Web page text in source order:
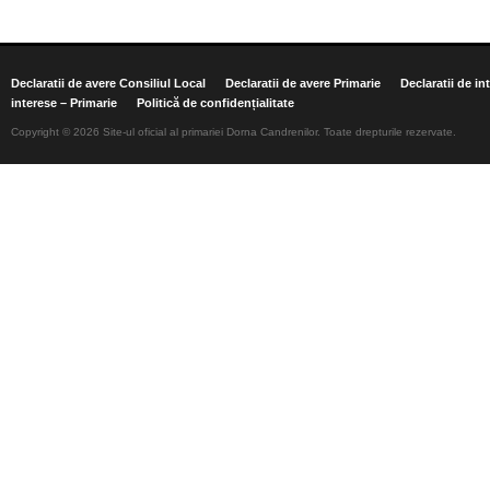
Declaratii de avere Consiliul Local Declaratii de avere Primarie
Declaratii de
interese – Primarie
Politică de confidențialitate
Copyright © 2026 Site-ul oficial al primariei Dorna Candrenilor. Toate drepturile rezervate.